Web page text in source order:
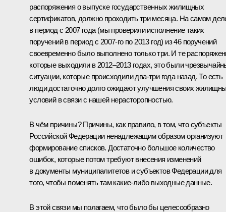
распоряжения о выпуске государственных жилищных
сертификатов, должно проходить три месяца. На самом
в период с 2007 года (мы проверили исполнение таких
поручений в период с 2007-го по 2013 год) из 46 поручений
своевременно было выполнено только три. И те
которые выходили в 2012–2013 годах, это были
ситуации, которые происходили два-три года назад. То есть
люди достаточно долго ожидают улучшения своих
условий в связи с нашей нерасторопностью.
В чём причины? Причины, как правило, в том, что субъекты
Российской Федерации ненадлежащим образом организуют
формирование списков. Достаточно большое количество
ошибок, которые потом требуют внесения изменений
в документы муниципалитетов и субъектов Федерации для
того, чтобы поменять там какие‑либо выходные данные.
В этой связи мы полагаем, что было бы целесообразно